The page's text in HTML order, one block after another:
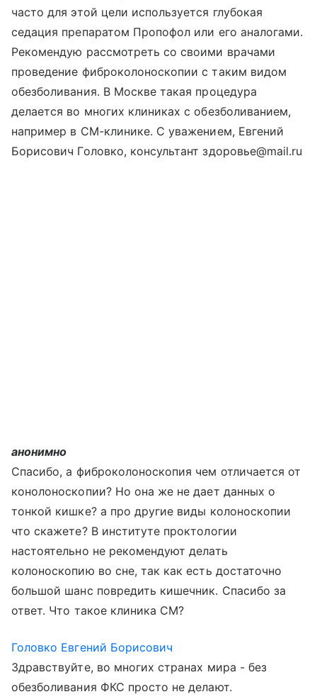
часто для этой цели используется глубокая
седация препаратом Пропофол или его аналогами.
Рекомендую рассмотреть со своими врачами
проведение фиброколоноскопии с таким видом
обезболивания. В Москве такая процедура
делается во многих клиниках с обезболиванием,
например в СМ-клинике. С уважением, Евгений
Борисович Головко, консультант здоровье@mail.ru
анонимно
Спасибо, а фиброколоноскопия чем отличается от
конолоноскопии? Но она же не дает данных о
тонкой кишке? а про другие виды колоноскопии
что скажете? В институте проктологии
настоятельно не рекомендуют делать
колоноскопию во сне, так как есть достаточно
большой шанс повредить кишечник. Спасибо за
ответ. Что такое клиника СМ?
Головко Евгений Борисович
Здравствуйте, во многих странах мира - без
обезболивания ФКС просто не делают.